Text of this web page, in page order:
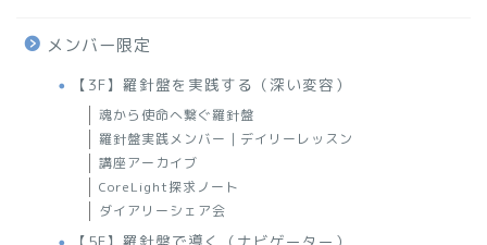
メンバー限定
【3F】羅針盤を実践する（深い変容）
魂から使命へ繋ぐ羅針盤
羅針盤実践メンバー｜デイリーレッスン
講座アーカイブ
CoreLight探求ノート
ダイアリーシェア会